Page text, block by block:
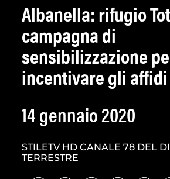
Albanella: rifugio
campagna di
sensibilizzazione
incentivare gli affidi
14 gennaio 2020
STILETV HD CANALE 78 DEL
TERRESTRE